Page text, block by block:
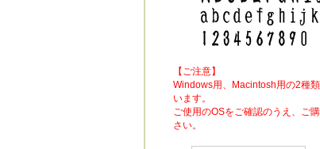
【ご注意】
Windows用、Macintosh用の2種
います。
ご使用のOSをご確認のうえ、ご
さい。